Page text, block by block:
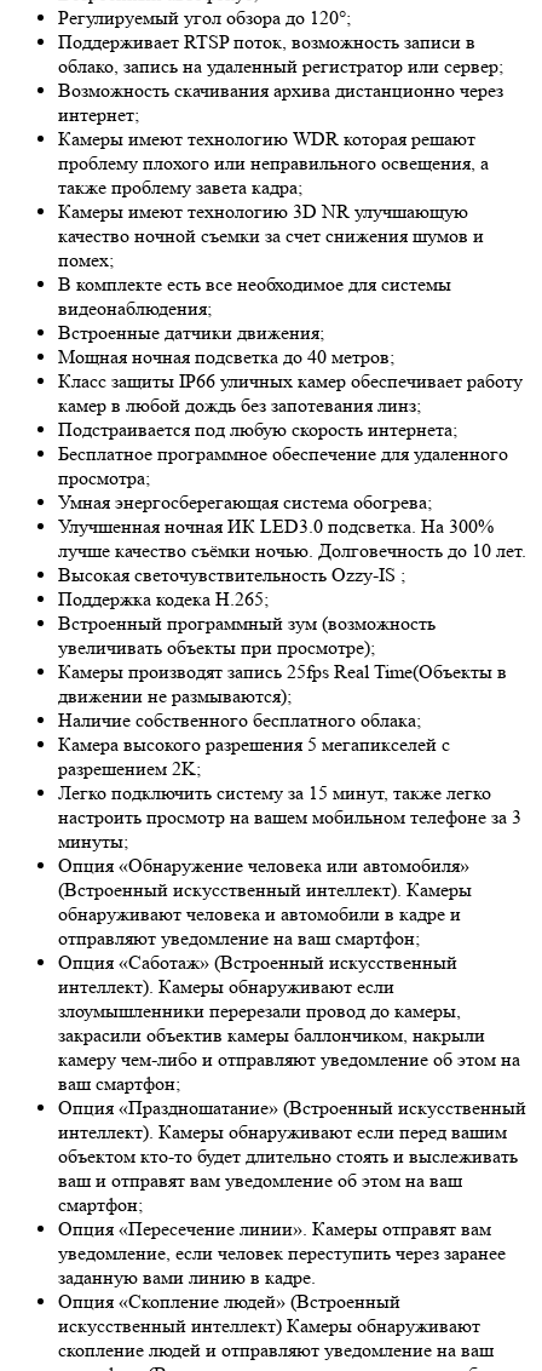
Регулируемый угол обзора до 120°;
Поддерживает RTSP поток, возможность записи в
облако, запись на удаленный регистратор или сервер;
Возможность скачивания архива дистанционно через
интернет;
Камеры имеют технологию WDR которая решают
проблему плохого или неправильного освещения, а
также проблему завета кадра;
Камеры имеют технологию 3D NR улучшающую
качество ночной съемки за счет снижения шумов и
помех;
В комплекте есть все необходимое для системы
видеонаблюдения;
Встроенные датчики движения;
Мощная ночная подсветка до 40 метров;
Класс защиты IP66 уличных камер обеспечивает работу
камер в любой дождь без запотевания линз;
Подстраивается под любую скорость интернета;
Бесплатное программное обеспечение для удаленного
просмотра;
Умная энергосберегающая система обогрева;
Улучшенная ночная ИК LED3.0 подсветка. На 300%
лучше качество съёмки ночью. Долговечность до 10 лет.
Высокая светочувствительность Ozzy-IS ;
Поддержка кодека H.265;
Встроенный программный зум (возможность
увеличивать объекты при просмотре);
Камеры производят запись 25fps Real Time(Объекты в
движении не размываются);
Наличие собственного бесплатного облака;
Камера высокого разрешения 5 мегапикселей с
разрешением 2K;
Легко подключить систему за 15 минут, также легко
настроить просмотр на вашем мобильном телефоне за 3
минуты;
Опция «Обнаружение человека или автомобиля»
(Встроенный искусственный интеллект). Камеры
обнаруживают человека и автомобили в кадре и
отправляют уведомление на ваш смартфон;
Опция «Саботаж» (Встроенный искусственный
интеллект). Камеры обнаруживают если
злоумышленники перерезали провод до камеры,
закрасили объектив камеры баллончиком, накрыли
камеру чем-либо и отправляют уведомление об этом на
ваш смартфон;
Опция «Праздношатание» (Встроенный искусственный
интеллект). Камеры обнаруживают если перед вашим
объектом кто-то будет длительно стоять и выслеживать
ваш и отправят вам уведомление об этом на ваш
смартфон;
Опция «Пересечение линии». Камеры отправят вам
уведомление, если человек переступить через заранее
заданную вами линию в кадре.
Опция «Скопление людей» (Встроенный
искусственный интеллект) Камеры обнаруживают
скопление людей и отправляют уведомление на ваш